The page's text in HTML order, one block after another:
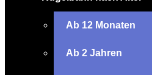
Ab 12 Monaten
Ab 2 Jahren